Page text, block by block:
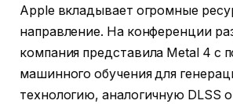
Apple вкладывает огромные
направление. На конференции
компания представила Metal 4 с
машинного обучения для
технологию, аналогичную DLSS